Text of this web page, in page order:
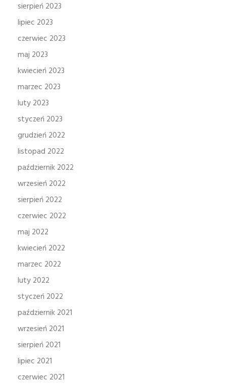
sierpień 2023
lipiec 2023
czerwiec 2023
maj 2023
kwiecień 2023
marzec 2023
luty 2023
styczeń 2023
grudzień 2022
listopad 2022
październik 2022
wrzesień 2022
sierpień 2022
czerwiec 2022
maj 2022
kwiecień 2022
marzec 2022
luty 2022
styczeń 2022
październik 2021
wrzesień 2021
sierpień 2021
lipiec 2021
czerwiec 2021